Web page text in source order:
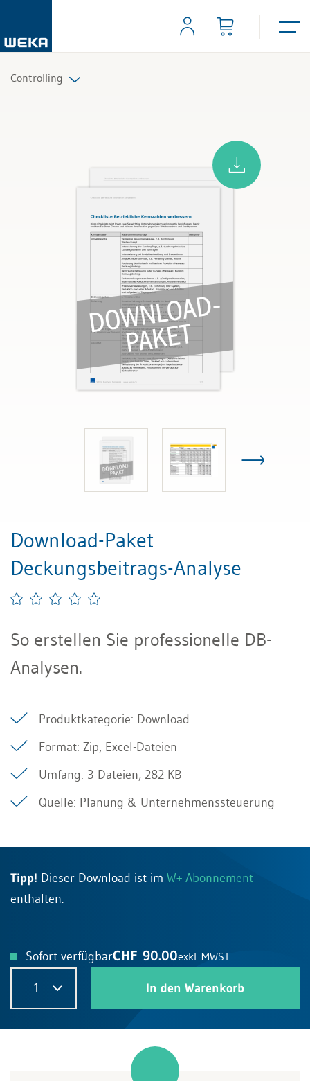
Controlling
Download-Paket
Deckungsbeitrags-Analyse
So erstellen Sie professionelle DB-
Analysen.
Produktkategorie: Download
Format: Zip, Excel-Dateien
Umfang: 3 Dateien, 282 KB
Quelle: Planung & Unternehmenssteuerung
Tipp! Dieser Download ist im W+ Abonnement
enthalten.
Sofort verfügbarCHF 90.00exkl. MWST
1 In den Warenkorb